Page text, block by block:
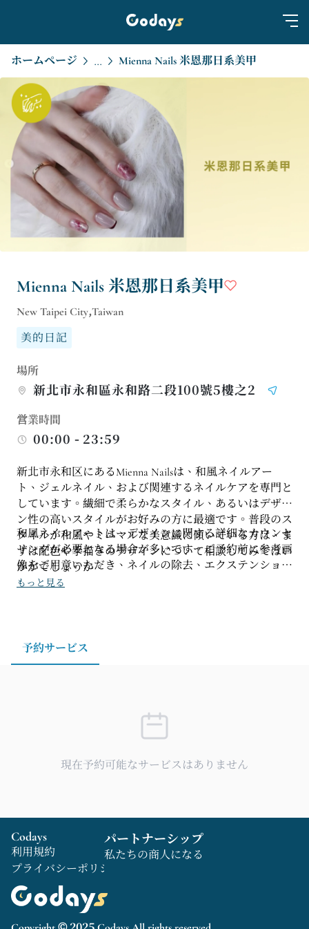
ホームページ ... Mienna Nails 米恩那日系美甲
Mienna Nails 米恩那日系美甲
New Taipei City,Taiwan
美的日記
場所
新北市永和區永和路二段100號5樓之2
営業時間
00:00 - 23:59
新北市永和区にあるMienna Nailsは、和風ネイルアー
ト、ジェルネイル、および関連するネイルケアを専門と
しています。繊細で柔らかなスタイル、あるいはデザイ
ン性の高いスタイルがお好みの方に最適です。普段のス
タイルが和風やミニマルな美意識に傾いている方は、ま
ずは配色や手描きのデザインについて相談してみてはい
かがでしょうか。
和風ネイルアートは、デザインに関する詳細なカウンセ
リングが必要となる場合が多いです。ご予約前に参考画
像をご用意いただき、ネイルの除去、エクステンショ
ン、または再施術のいずれをご希望かお伝えいただくこ
もっと見る
予約サービス
現在予約可能なサービスはありません
Codays
利用規約
プライバシーポリシー
パートナーシップ
私たちの商人になる